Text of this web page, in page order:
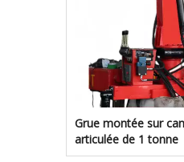
Grue montée sur
articulée de 1 tonne